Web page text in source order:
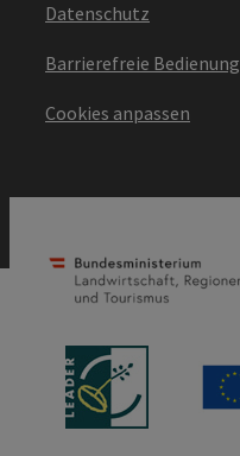
Datenschutz
Barrierefreie Bedienung
Cookies anpassen